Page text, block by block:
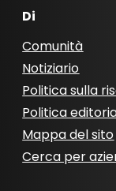
Di
Comunità
Notiziario
Politica sulla
Politica
Mappa del sito
Cerca per